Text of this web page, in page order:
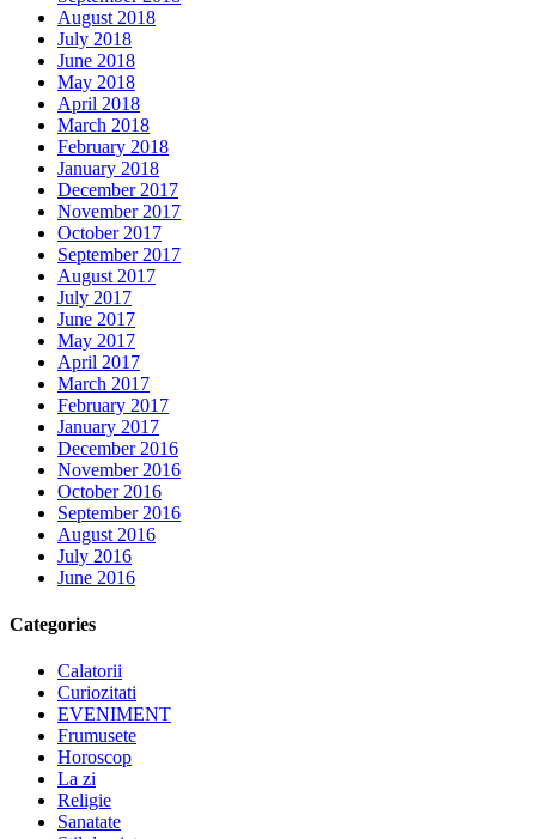
August 2018
July 2018
June 2018
May 2018
April 2018
March 2018
February 2018
January 2018
December 2017
November 2017
October 2017
September 2017
August 2017
July 2017
June 2017
May 2017
April 2017
March 2017
February 2017
January 2017
December 2016
November 2016
October 2016
September 2016
August 2016
July 2016
June 2016
Categories
Calatorii
Curiozitati
EVENIMENT
Frumusete
Horoscop
La zi
Religie
Sanatate